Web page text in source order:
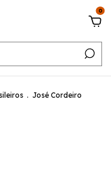
0
. José Cordeiro